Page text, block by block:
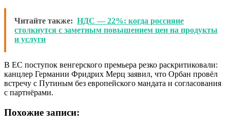
Читайте также: НДС — 22%: когда россияне
столкнутся с заметным повышением цен на продукты
и услуги
В ЕС поступок венгерского премьера резко раскритиковали:
канцлер Германии Фридрих Мерц заявил, что Орбан провёл
встречу с Путиным без европейского мандата и согласования
с партнёрами.
Похожие записи: